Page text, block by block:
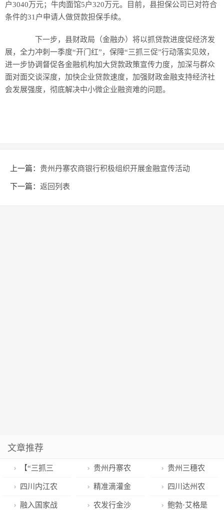
户3040万元；牛肉面馆5户320万元。目前，县担保公司已对符合
条件的31户申请人做贷款担保手续。
下一步，县财政局（金融办）将以抓贷款进度促经济发
展，全力冲刺一季度“开门红”，保障“三抓三促”行动落实见效，
进一步协调督促各金融机构加大贷款政策宣传力度，加深与群众
面对面交谈深度，加快企业贷款速度，加强财政金融支持经济社
会发展强度，彻底解决中小微企业融资难的问题。
上一篇： 贵州丹寨农商银行积极组织开展金融宣传活动
下一篇： 返回列表
文章推荐
【“三抓三
促”行动进行
时】张家川县
贵州丹寨农
商银行积极组
织开展金融宣
贵州三穗农
商银行团委开
展“学雷锋”主
四川内江农
商银行持续拓
精准滴灌金
融“活水” 共绘
四川达州农
商银行深入开
融入国家战 农发行金沙 鲍勃·艾格是